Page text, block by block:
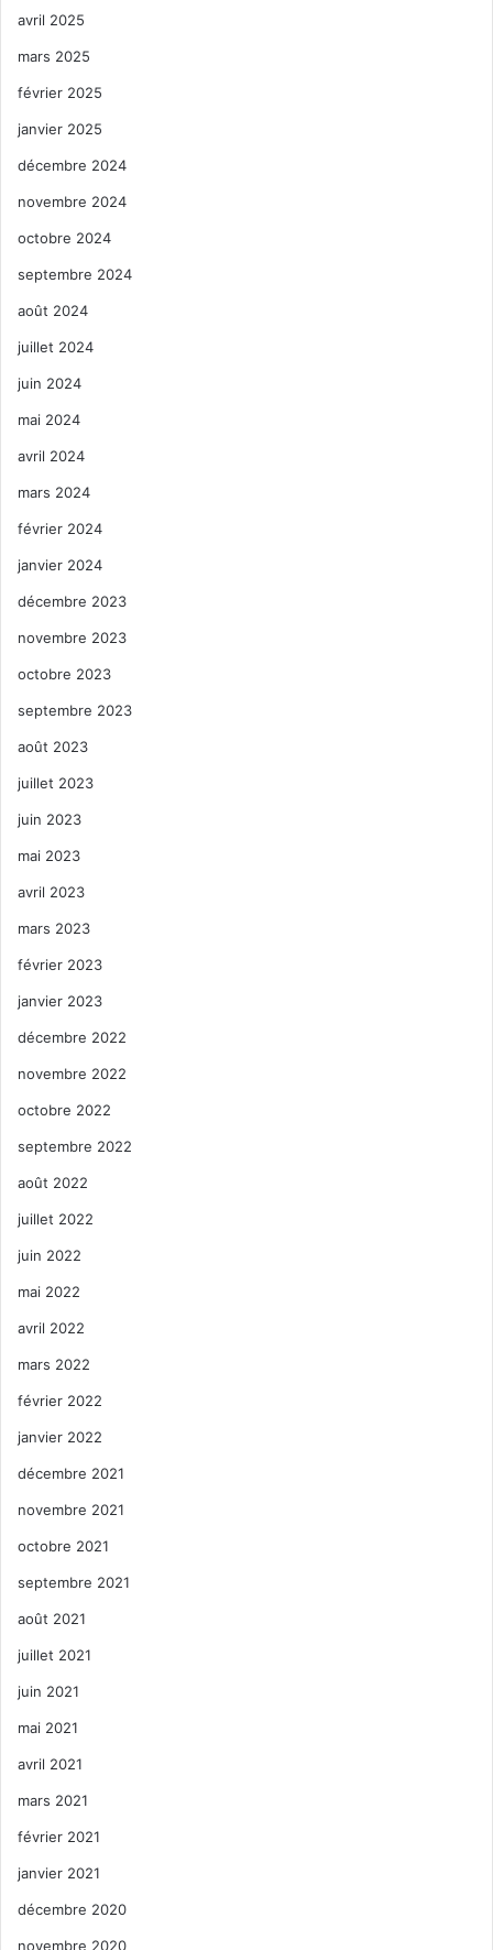
avril 2025
mars 2025
février 2025
janvier 2025
décembre 2024
novembre 2024
octobre 2024
septembre 2024
août 2024
juillet 2024
juin 2024
mai 2024
avril 2024
mars 2024
février 2024
janvier 2024
décembre 2023
novembre 2023
octobre 2023
septembre 2023
août 2023
juillet 2023
juin 2023
mai 2023
avril 2023
mars 2023
février 2023
janvier 2023
décembre 2022
novembre 2022
octobre 2022
septembre 2022
août 2022
juillet 2022
juin 2022
mai 2022
avril 2022
mars 2022
février 2022
janvier 2022
décembre 2021
novembre 2021
octobre 2021
septembre 2021
août 2021
juillet 2021
juin 2021
mai 2021
avril 2021
mars 2021
février 2021
janvier 2021
décembre 2020
novembre 2020